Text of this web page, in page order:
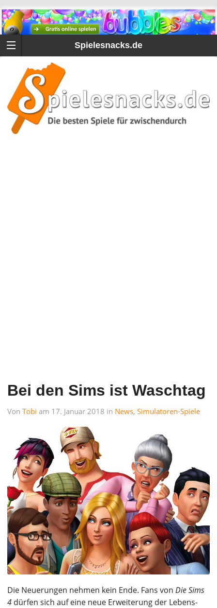
Spielesnacks.de
Bei den Sims ist Waschtag
Von Tobi am 17. Januar 2018 in News, Simulatoren-Spiele
Die Neuerungen nehmen kein Ende. Fans von Die Sims
4 dürfen sich auf eine neue Erweiterung der Lebens-